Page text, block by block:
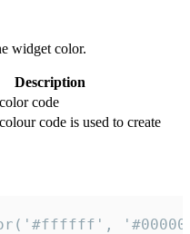
widget color.
Description
code
code is used to create